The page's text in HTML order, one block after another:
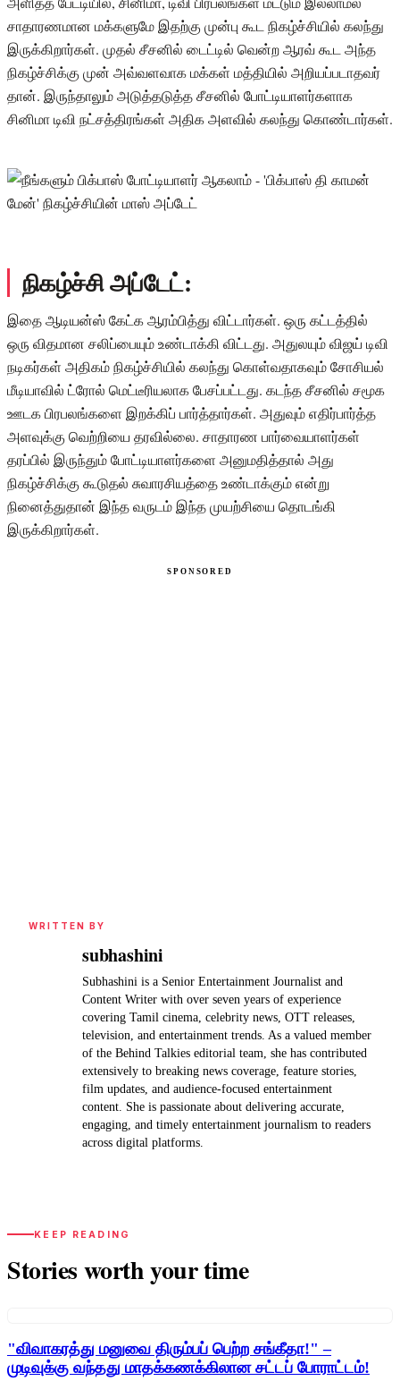
சாதாரணமான மக்களுமே இதற்கு முன்பு கூட நிகழ்ச்சியில் கலந்து
இருக்கிறார்கள். முதல் சீசனில் டைட்டில் வென்ற ஆரவ் கூட அந்த
நிகழ்ச்சிக்கு முன் அவ்வளவாக மக்கள் மத்தியில் அறியப்படாதவர்
தான். இருந்தாலும் அடுத்தடுத்த சீசனில் போட்டியாளர்களாக
சினிமா டிவி நட்சத்திரங்கள் அதிக அளவில் கலந்து கொண்டார்கள்.
நிகழ்ச்சி அப்டேட்:
இதை ஆடியன்ஸ் கேட்க ஆரம்பித்து விட்டார்கள். ஒரு கட்டத்தில்
ஒரு விதமான சலிப்பையும் உண்டாக்கி விட்டது. அதுலயும் விஜய் டிவி
நடிகர்கள் அதிகம் நிகழ்ச்சியில் கலந்து கொள்வதாகவும் சோசியல்
மீடியாவில் ட்ரோல் மெட்டீரியலாக பேசப்பட்டது. கடந்த சீசனில் சமூக
ஊடக பிரபலங்களை இறக்கிப் பார்த்தார்கள். அதுவும் எதிர்பார்த்த
அளவுக்கு வெற்றியை தரவில்லை. சாதாரண பார்வையாளர்கள்
தரப்பில் இருந்தும் போட்டியாளர்களை அனுமதித்தால் அது
நிகழ்ச்சிக்கு கூடுதல் சுவாரசியத்தை உண்டாக்கும் என்று
நினைத்துதான் இந்த வருடம் இந்த முயற்சியை தொடங்கி
இருக்கிறார்கள்.
WRITTEN BY
subhashini
Subhashini is a Senior Entertainment Journalist and
Content Writer with over seven years of experience
covering Tamil cinema, celebrity news, OTT releases,
television, and entertainment trends. As a valued member
of the Behind Talkies editorial team, she has contributed
extensively to breaking news coverage, feature stories,
film updates, and audience-focused entertainment
content. She is passionate about delivering accurate,
engaging, and timely entertainment journalism to readers
across digital platforms.
KEEP READING
Stories worth your time
"விவாகரத்து மனுவை திரும்பப் பெற்ற சங்கீதா!" –
முடிவுக்கு வந்தது மாதக்கணக்கிலான சட்டப் போராட்டம்!